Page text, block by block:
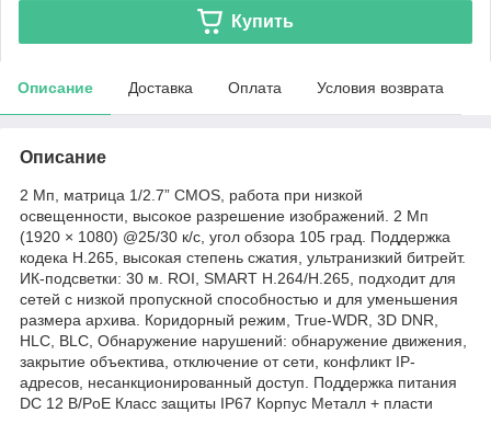
Купить
Описание Доставка Оплата Условия возврата
Описание
2 Мп, матрица 1/2.7” CMOS, работа при низкой
освещенности, высокое разрешение изображений. 2 Мп
(1920 × 1080) @25/30 к/с, угол обзора 105 град. Поддержка
кодека H.265, высокая степень сжатия, ультранизкий битрейт.
ИК-подсветки: 30 м. ROI, SMART H.264/H.265, подходит для
сетей с низкой пропускной способностью и для уменьшения
размера архива. Коридорный режим, True-WDR, 3D DNR,
HLC, BLC, Обнаружение нарушений: обнаружение движения,
закрытие объектива, отключение от сети, конфликт IP-
адресов, несанкционированный доступ. Поддержка питания
DC 12 В/PoE Класс защиты IP67 Корпус Металл + пласти